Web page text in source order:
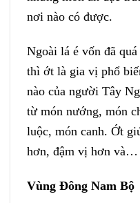
nơi nào có được.
Ngoài lá é vốn đã
thì ớt là gia vị phổ
nào của người Tây
từ món nướng, món
luộc, món canh. Ớt
hơn, đậm vị hơn và…
Vùng Đông Nam Bộ